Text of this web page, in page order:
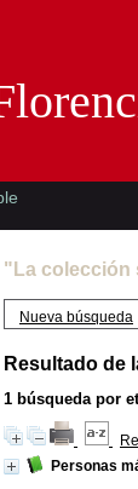
"La colección
Nueva búsqueda
Resultado de
1 búsqueda por
Personas